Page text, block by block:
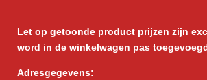
Let op getoonde product prijzen zijn
word in de winkelwagen pas
Adresgegevens: